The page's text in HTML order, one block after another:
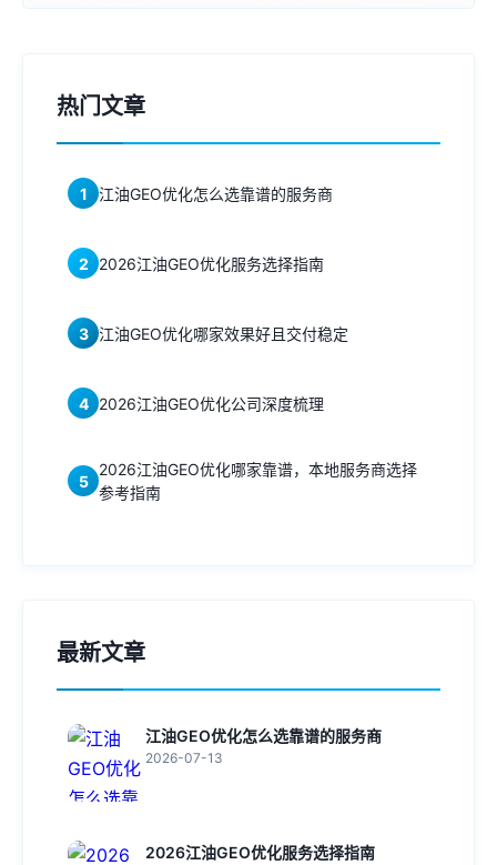
热门文章
1 江油GEO优化怎么选靠谱的服务商
2 2026江油GEO优化服务选择指南
3 江油GEO优化哪家效果好且交付稳定
4 2026江油GEO优化公司深度梳理
5
2026江油GEO优化哪家靠谱，本地服务商选择
参考指南
最新文章
江油GEO优化怎么选靠谱的服务商
2026-07-13
2026江油GEO优化服务选择指南